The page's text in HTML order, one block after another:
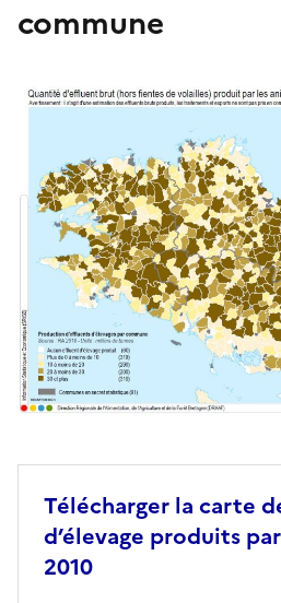
commune
Télécharger la carte
d’élevage produits
2010